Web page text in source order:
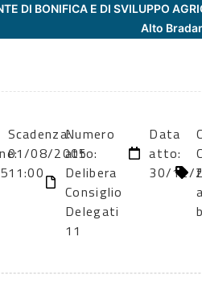
DI BONIFICA E DI SVILUPPO
Alto
Scadenza:
01/08/2005
11:00
Numero
atto:
Delibera
Consiglio
Delegati
11
Data
atto:
30/12/